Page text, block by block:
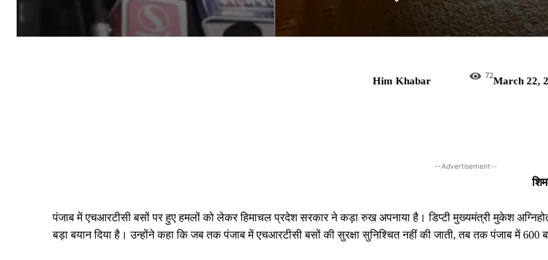
Him Khabar 72
March 22,
--Advertisement--
पंजाब में एचआरटीसी बसों पर हुए हमलों को लेकर हिमाचल प्रदेश सरकार ने कड़ा रुख अपनाया है। डिप्टी मुख्यमंत्री मुकेश
बड़ा बयान दिया है। उन्होंने कहा कि जब तक पंजाब में एचआरटीसी बसों की सुरक्षा सुनिश्चित नहीं की जाती, तब तक पंजाब में 600